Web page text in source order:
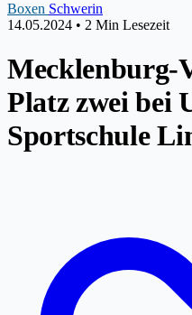
Boxen Schwerin
14.05.2024 • 2 Min Lesezeit
Mecklenburg-
Platz zwei bei
Sportschule